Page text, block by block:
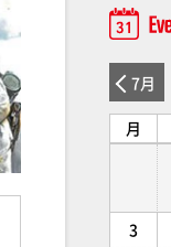
7月
月
3